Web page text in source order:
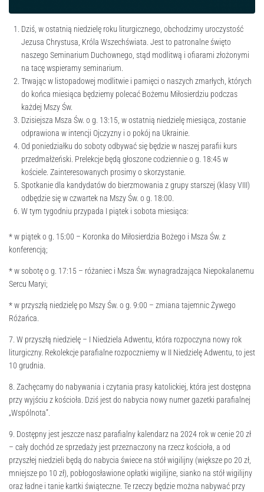
Dziś, w ostatnią niedzielę roku liturgicznego, obchodzimy uroczystość
Jezusa Chrystusa, Króla Wszechświata. Jest to patronalne święto
naszego Seminarium Duchownego, stąd modlitwą i ofiarami złożonymi
na tacę wspieramy seminarium.
Trwając w listopadowej modlitwie i pamięci o naszych zmarłych, których
do końca miesiąca będziemy polecać Bożemu Miłosierdziu podczas
każdej Mszy Św.
Dzisiejsza Msza Św. o g. 13:15, w ostatnią niedzielę miesiąca, zostanie
odprawiona w intencji Ojczyzny i o pokój na Ukrainie.
Od poniedziałku do soboty odbywać się będzie w naszej parafii kurs
przedmałżeński. Prelekcje będą głoszone codziennie o g. 18:45 w
kościele. Zainteresowanych prosimy o skorzystanie.
Spotkanie dla kandydatów do bierzmowania z grupy starszej (klasy VIII)
odbędzie się w czwartek na Mszy Św. o g. 18:00.
W tym tygodniu przypada I piątek i sobota miesiąca:
* w piątek o g. 15:00 – Koronka do Miłosierdzia Bożego i Msza Św. z
konferencją;
* w sobotę o g. 17:15 – różaniec i Msza Św. wynagradzająca Niepokalanemu
Sercu Maryi;
* w przyszłą niedzielę po Mszy Św. o g. 9:00 – zmiana tajemnic Żywego
Różańca.
7. W przyszłą niedzielę – I Niedziela Adwentu, która rozpoczyna nowy rok
liturgiczny. Rekolekcje parafialne rozpoczniemy w II Niedzielę Adwentu, to jest
10 grudnia.
8. Zachęcamy do nabywania i czytania prasy katolickiej, która jest dostępna
przy wyjściu z kościoła. Dziś jest do nabycia nowy numer gazetki parafialnej
„Wspólnota”.
9. Dostępny jest jeszcze nasz parafialny kalendarz na 2024 rok w cenie 20 zł
– cały dochód ze sprzedaży jest przeznaczony na rzecz kościoła, a od
przyszłej niedzieli będą do nabycia świece na stół wigilijny (większe po 20 zł,
mniejsze po 10 zł), pobłogosławione opłatki wigilijne, sianko na stół wigilijny
oraz ładne i tanie kartki świąteczne. Te rzeczy będzie można nabywać przy